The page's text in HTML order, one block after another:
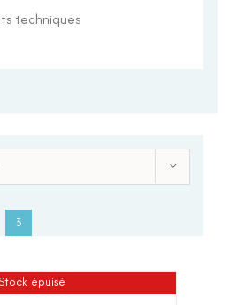
3
Stock épuisé
techniques